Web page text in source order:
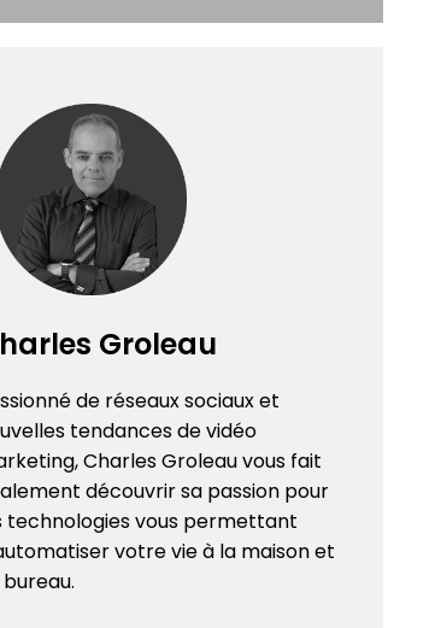
Groleau
de réseaux sociaux et
tendances de vidéo
Charles Groleau vous fait
découvrir sa passion pour
technologies vous permettant
votre vie à la maison et